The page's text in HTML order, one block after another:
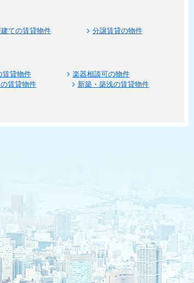
ての賃貸物件
分譲賃貸の物件
賃貸物件
楽器相談可の物件
賃貸物件
新築・築浅の賃貸物件